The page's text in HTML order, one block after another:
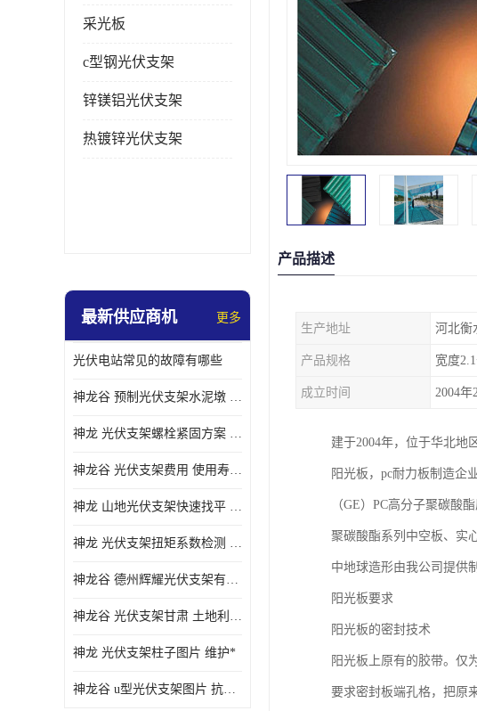
采光板
c型钢光伏支架
锌镁铝光伏支架
热镀锌光伏支架
最新供应商机 更多
光伏电站常见的故障有哪些
神龙谷 预制光伏支架水泥墩 抗震性能优
神龙 光伏支架螺栓紧固方案 土地利用率高
神龙谷 光伏支架费用 使用寿命长
神龙 山地光伏支架快速找平 抗风耐压
神龙 光伏支架扭矩系数检测 适应性强
神龙谷 德州辉耀光伏支架有限公司 材质多样
神龙谷 光伏支架甘肃 土地利用率高
神龙 光伏支架柱子图片 维护*
神龙谷 u型光伏支架图片 抗紫外线
产品描述
生产地址 河北衡
产品规格 宽度
成立时间 2004年
建于2004年，位于华北地
阳光板，pc耐力板制造企
（GE）PC高分子聚碳酸
聚碳酸酯系列中空板、实
中地球造形由我公司提供
阳光板要求
阳光板的密封技术
阳光板上原有的胶带。仅
要求密封板端孔格，把原